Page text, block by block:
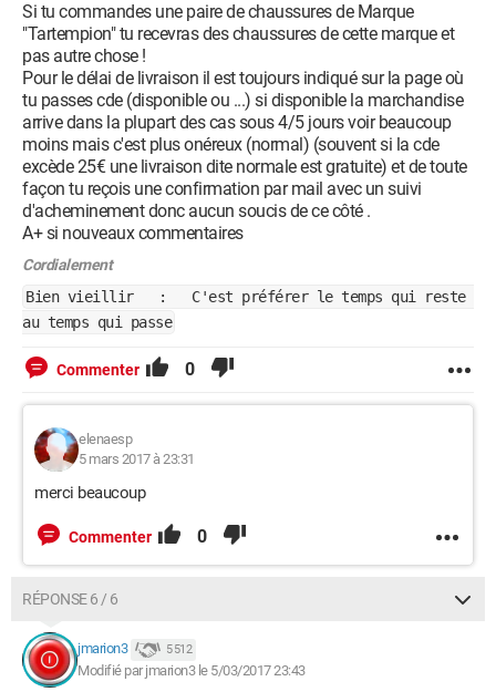
Si tu commandes une paire de chaussures de Marque
"Tartempion" tu recevras des chaussures de cette marque et
pas autre chose !
Pour le délai de livraison il est toujours indiqué sur la page où
tu passes cde (disponible ou ...) si disponible la marchandise
arrive dans la plupart des cas sous 4/5 jours voir beaucoup
moins mais c'est plus onéreux (normal) (souvent si la cde
excède 25€ une livraison dite normale est gratuite) et de toute
façon tu reçois une confirmation par mail avec un suivi
d'acheminement donc aucun soucis de ce côté .
A+ si nouveaux commentaires
Cordialement
Bien vieillir : C'est préférer le temps qui reste
au temps qui passe
Commenter 0
elenaesp
5 mars 2017 à 23:31
merci beaucoup
Commenter 0
RÉPONSE 6 / 6
jmarion3 5 512
Modifié par jmarion3 le 5/03/2017 23:43